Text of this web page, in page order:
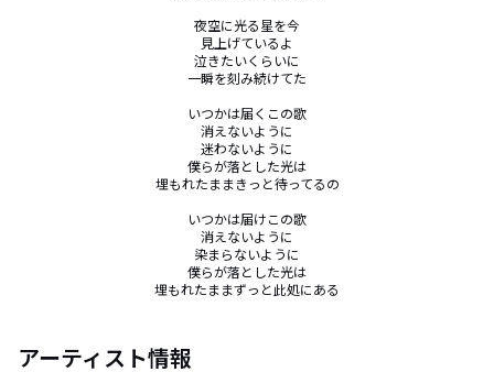
夜空に光る星を今
見上げているよ
泣きたいくらいに
一瞬を刻み続けてた
いつかは届くこの歌
消えないように
迷わないように
僕らが落とした光は
埋もれたままきっと待ってるの
いつかは届けこの歌
消えないように
染まらないように
僕らが落とした光は
埋もれたままずっと此処にある
アーティスト情報